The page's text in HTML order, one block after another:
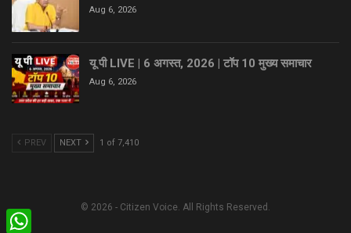
Aug 6, 2026
यू पी LIVE | 6 अगस्त, 2026 | टॉप 10 मुख्य समाचार
Aug 6, 2026
PREV NEXT 1 of 7,410
© 2026 - Citizen Voice. All Rights Reserved.